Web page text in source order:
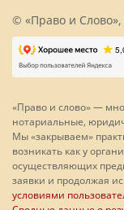
© «Право и Слово»,
«Право и слово» —
нотариальные,
Мы «закрываем»
возникать как у
осуществляющих
заявки и продолжая
условиями